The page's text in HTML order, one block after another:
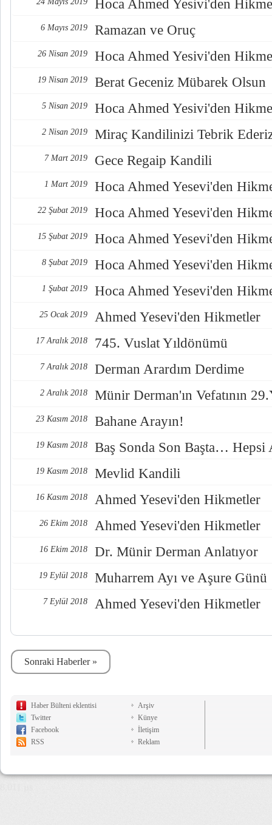
Hoca Ahmed Yesivi'den
6 Mayıs 2019 Ramazan ve Oruç
26 Nisan 2019 Hoca Ahmed Yesivi'den
19 Nisan 2019 Berat Geceniz Mübarek Olsun
5 Nisan 2019 Hoca Ahmed Yesivi'den
2 Nisan 2019 Miraç Kandilinizi Tebrik
7 Mart 2019 Gece Regaip Kandili
1 Mart 2019 Hoca Ahmed Yesevi'den
22 Şubat 2019 Hoca Ahmed Yesevi'den
15 Şubat 2019 Hoca Ahmed Yesevi'den
8 Şubat 2019 Hoca Ahmed Yesevi'den
1 Şubat 2019 Hoca Ahmed Yesevi'den
25 Ocak 2019 Ahmed Yesevi'den Hikmetler
17 Aralık 2018 745. Vuslat Yıldönümü
7 Aralık 2018 Derman Arardım Derdime
2 Aralık 2018 Münir Derman'ın Vefatının
23 Kasım 2018 Bahane Arayın!
19 Kasım 2018 Baş Sonda Son Başta…
19 Kasım 2018 Mevlid Kandili
16 Kasım 2018 Ahmed Yesevi'den Hikmetler
26 Ekim 2018 Ahmed Yesevi'den Hikmetler
16 Ekim 2018 Dr. Münir Derman Anlatıyor
19 Eylül 2018 Muharrem Ayı ve Aşure Günü
7 Eylül 2018 Ahmed Yesevi'den Hikmetler
Sonraki Haberler »
Haber Bülteni eklentisi
Twitter
Facebook
RSS
Arşiv
Künye
İletişim
Reklam